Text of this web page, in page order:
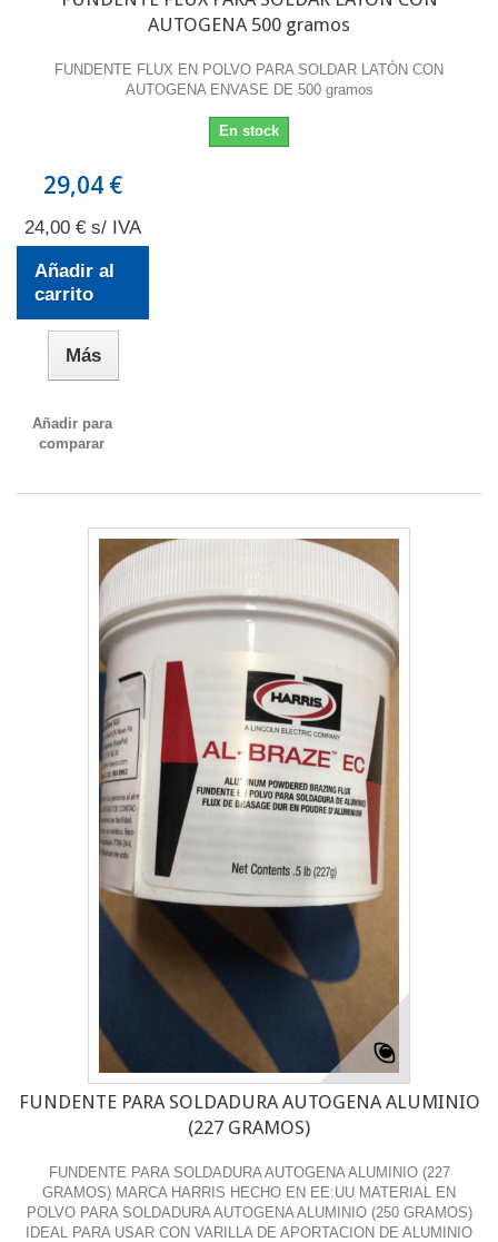
AUTOGENA 500 gramos
FUNDENTE FLUX EN POLVO PARA SOLDAR LATÓN CON
AUTOGENA ENVASE DE 500 gramos
En stock
29,04 €
24,00 € s/ IVA
Añadir al
carrito
Más
Añadir para
comparar
FUNDENTE PARA SOLDADURA AUTOGENA ALUMINIO
(227 GRAMOS)
FUNDENTE PARA SOLDADURA AUTOGENA ALUMINIO (227
GRAMOS) MARCA HARRIS HECHO EN EE:UU MATERIAL EN
POLVO PARA SOLDADURA AUTOGENA ALUMINIO (250 GRAMOS)
IDEAL PARA USAR CON VARILLA DE APORTACION DE ALUMINIO